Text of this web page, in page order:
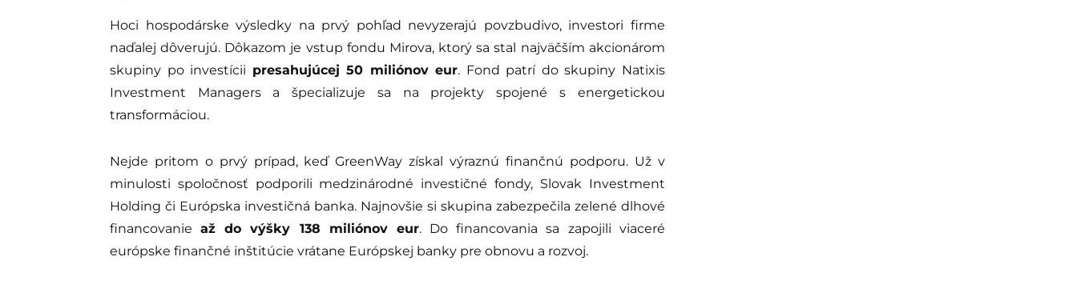
Hoci hospodárske výsledky na prvý pohľad nevyzerajú povzbudivo, investori firme
naďalej dôverujú. Dôkazom je vstup fondu Mirova, ktorý sa stal najväčším akcionárom
skupiny po investícii presahujúcej 50 miliónov eur. Fond patrí do skupiny Natixis
Investment Managers a špecializuje sa na projekty spojené s energetickou
transformáciou.
Nejde pritom o prvý prípad, keď GreenWay získal výraznú finančnú podporu. Už v
minulosti spoločnosť podporili medzinárodné investičné fondy, Slovak Investment
Holding či Európska investičná banka. Najnovšie si skupina zabezpečila zelené dlhové
financovanieaž do výšky 138 miliónov eur. Do financovania sa zapojili viaceré
európske finančné inštitúcie vrátane Európskej banky pre obnovu a rozvoj.